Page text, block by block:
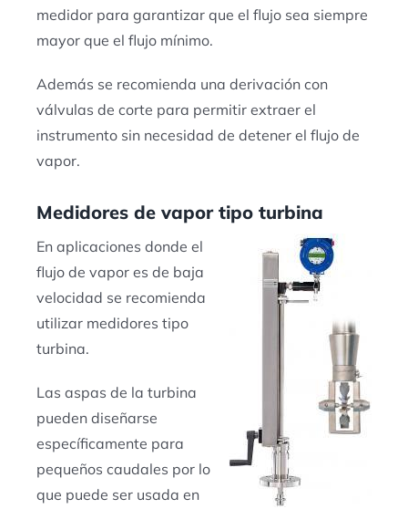
medidor para garantizar que el flujo sea siempre
mayor que el flujo mínimo.
Además se recomienda una derivación con
válvulas de corte para permitir extraer el
instrumento sin necesidad de detener el flujo de
vapor.
Medidores de vapor tipo turbina
En aplicaciones donde el
flujo de vapor es de baja
velocidad se recomienda
utilizar medidores tipo
turbina.
Las aspas de la turbina
pueden diseñarse
específicamente para
pequeños caudales por lo
que puede ser usada en